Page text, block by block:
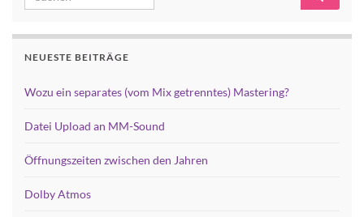
NEUESTE BEITRÄGE
Wozu ein separates (vom Mix getrenntes) Mastering?
Datei Upload an MM-Sound
Öffnungszeiten zwischen den Jahren
Dolby Atmos